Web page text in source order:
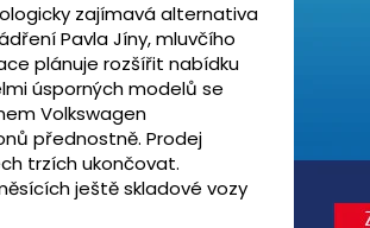
zajímavá alternativa
Pavla Jíny, mluvčího
plánuje rozšířit nabídku
úsporných modelů se
Volkswagen
přednostně. Prodej
trzích ukončovat.
ještě skladové vozy